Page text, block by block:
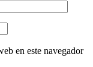
en este navegador